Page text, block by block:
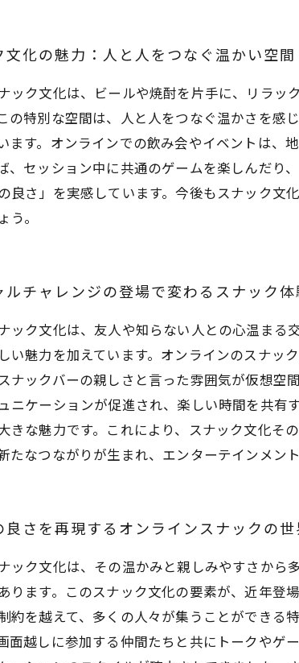
共感
文化の魅力：人と人をつなぐ温かい空間
ック文化は、ビールや焼酎を片手に、リラ
の特別な空間は、人と人をつなぐ温かさを感
ます。オンラインでの飲み会やイベントは、
、セッション中に共通のゲームを楽しんだり
の良さ」を実感しています。今後もスナック
う。
ルチャレンジの登場で変わるスナック体
ック文化は、友人や知らない人との心温ま
い魅力を加えています。オンラインのスナッ
ナックバーの親しさと言った雰囲気が仮想空
ニケーションが促進され、楽しい時間を共有
きな魅力です。これにより、スナック文化そ
たなつながりが生まれ、エンターテインメン
良さを再現するオンラインスナックの世
ック文化は、その温かみと親しみやすさか
ります。このスナック文化の要素が、近年登
約を越えて、多くの人々が集うことができる
面越しに参加する仲間たちと共にトークやゲ